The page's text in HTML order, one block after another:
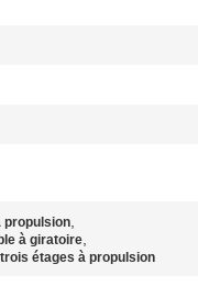
propulsion,
à giratoire,
étages à propulsion